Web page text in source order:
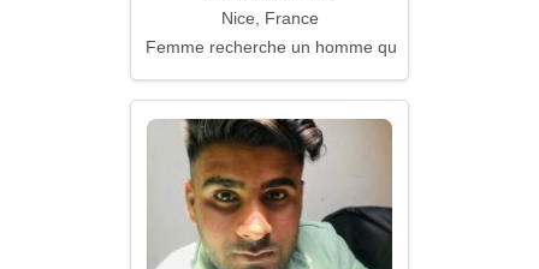
Nice, France
Femme recherche un homme qui reste